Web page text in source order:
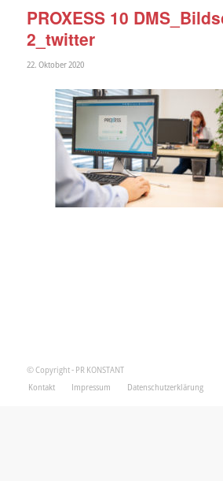
PROXESS 10
2_twitter
22. Oktober 2020
© Copyright - PR KONSTANT
Kontakt
Impressum Datenschutzerklärung